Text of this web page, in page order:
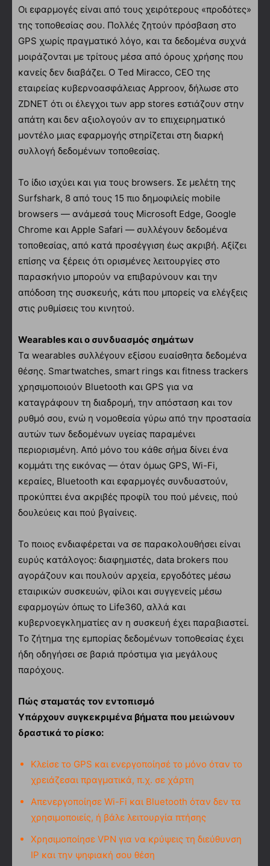
Οι εφαρμογές είναι από τους χειρότερους «προδότες»
της τοποθεσίας σου. Πολλές ζητούν πρόσβαση στο
GPS χωρίς πραγματικό λόγο, και τα δεδομένα συχνά
μοιράζονται με τρίτους μέσα από όρους χρήσης που
κανείς δεν διαβάζει. Ο Ted Miracco, CEO της
εταιρείας κυβερνοασφάλειας Approov, δήλωσε στο
ZDNET ότι οι έλεγχοι των app stores εστιάζουν στην
απάτη και δεν αξιολογούν αν το επιχειρηματικό
μοντέλο μιας εφαρμογής στηρίζεται στη διαρκή
συλλογή δεδομένων τοποθεσίας.
Το ίδιο ισχύει και για τους browsers. Σε μελέτη της
Surfshark, 8 από τους 15 πιο δημοφιλείς mobile
browsers — ανάμεσά τους Microsoft Edge, Google
Chrome και Apple Safari — συλλέγουν δεδομένα
τοποθεσίας, από κατά προσέγγιση έως ακριβή. Αξίζει
επίσης να ξέρεις ότι ορισμένες λειτουργίες στο
παρασκήνιο μπορούν να επιβαρύνουν και την
απόδοση της συσκευής, κάτι που μπορείς να ελέγξεις
στις ρυθμίσεις του κινητού.
Wearables και ο συνδυασμός σημάτων
Τα wearables συλλέγουν εξίσου ευαίσθητα δεδομένα
θέσης. Smartwatches, smart rings και fitness trackers
χρησιμοποιούν Bluetooth και GPS για να
καταγράφουν τη διαδρομή, την απόσταση και τον
ρυθμό σου, ενώ η νομοθεσία γύρω από την προστασία
αυτών των δεδομένων υγείας παραμένει
περιορισμένη. Από μόνο του κάθε σήμα δίνει ένα
κομμάτι της εικόνας — όταν όμως GPS, Wi-Fi,
κεραίες, Bluetooth και εφαρμογές συνδυαστούν,
προκύπτει ένα ακριβές προφίλ του πού μένεις, πού
δουλεύεις και πού βγαίνεις.
Το ποιος ενδιαφέρεται να σε παρακολουθήσει είναι
ευρύς κατάλογος: διαφημιστές, data brokers που
αγοράζουν και πουλούν αρχεία, εργοδότες μέσω
εταιρικών συσκευών, φίλοι και συγγενείς μέσω
εφαρμογών όπως το Life360, αλλά και
κυβερνοεγκληματίες αν η συσκευή έχει παραβιαστεί.
Το ζήτημα της εμπορίας δεδομένων τοποθεσίας έχει
ήδη οδηγήσει σε βαριά πρόστιμα για μεγάλους
παρόχους.
Πώς σταματάς τον εντοπισμό
Υπάρχουν συγκεκριμένα βήματα που μειώνουν
δραστικά το ρίσκο:
Κλείσε το GPS και ενεργοποίησέ το μόνο όταν το
χρειάζεσαι πραγματικά, π.χ. σε χάρτη
Απενεργοποίησε Wi-Fi και Bluetooth όταν δεν τα
χρησιμοποιείς, ή βάλε λειτουργία πτήσης
Χρησιμοποίησε VPN για να κρύψεις τη διεύθυνση
IP και την ψηφιακή σου θέση